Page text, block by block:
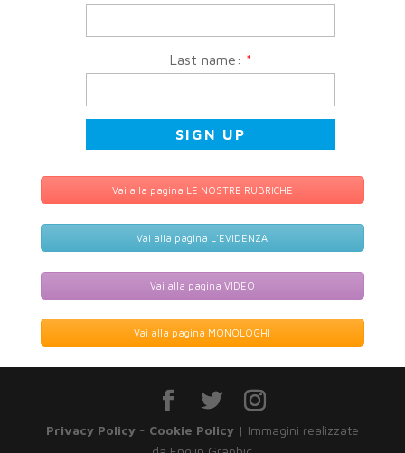
Last name: *
Vai alla pagina LE NOSTRE RUBRICHE
Vai alla pagina L'EVIDENZA
Vai alla pagina VIDEO
Vai alla pagina MONOLOGHI
Privacy Policy- Cookie Policy| Immagini realizzate